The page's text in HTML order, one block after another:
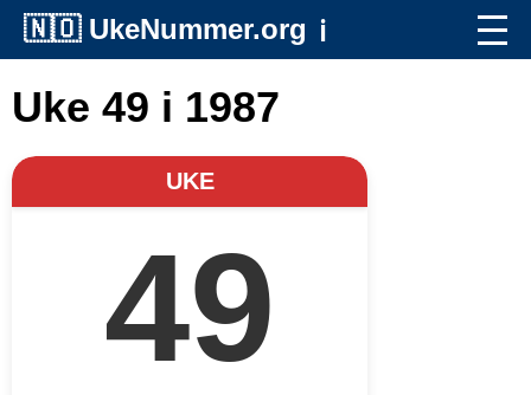
🇳🇴 UkeNummer.org ℹ️
Uke 49 i 1987
UKE
49